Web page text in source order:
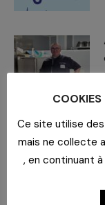
COOKIES
Ce site utilise
mais ne collecte
, en continuant